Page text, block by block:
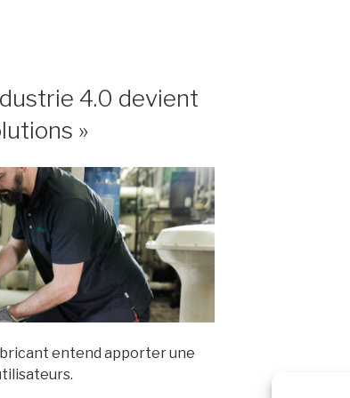
4.0 devient
»
entend apporter une